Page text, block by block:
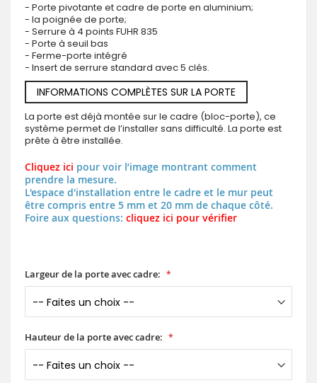
- Porte pivotante et cadre de porte en aluminium;
- la poignée de porte;
- Serrure à 4 points FUHR 835
- Porte à seuil bas
- Ferme-porte intégré
- Insert de serrure standard avec 5 clés.
INFORMATIONS COMPLÈTES SUR LA PORTE
La porte est déjà montée sur le cadre (bloc-porte), ce
système permet de l’installer sans difficulté. La porte est
prête à être installée.
Cliquez ici pour voir l’image montrant comment
prendre la mesure.
L'espace d'installation entre le cadre et le mur peut
être compris entre 5 mm et 20 mm de chaque côté.
Foire aux questions: cliquez ici pour vérifier
Largeur de la porte avec cadre:
Hauteur de la porte avec cadre: